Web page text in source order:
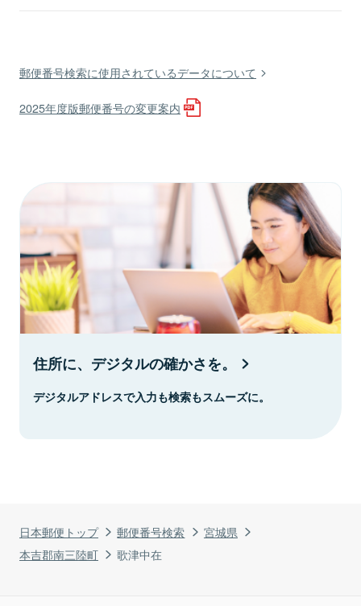
日本郵便トップ 郵便番号検索
宮城県
本吉郡南三陸町
歌津中在
郵便番号検索に使用されているデータについて
2025年度版郵便番号の変更案内
住所に、デジタルの確かさを。
デジタルアドレスで入力も検索もスムーズに。